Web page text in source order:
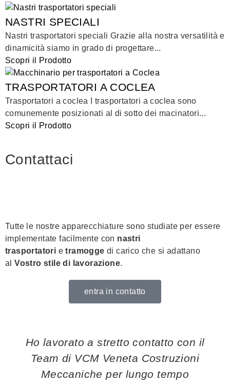
NASTRI SPECIALI
Nastri trasportatori speciali Grazie alla nostra versatilità e
dinamicità siamo in grado di progettare...
Scopri il Prodotto
TRASPORTATORI A COCLEA
Trasportatori a coclea I trasportatori a coclea sono
comunemente posizionati al di sotto dei macinatori...
Scopri il Prodotto
Contattaci
Tutte le nostre apparecchiature sono studiate per essere
implementate facilmente con nastri
trasportatori etramogge di carico che si adattano
alVostro stile di lavorazione.
entra in contatto
Ho lavorato a stretto contatto con il
Team di VCM Veneta Costruzioni
Meccaniche per lungo tempo